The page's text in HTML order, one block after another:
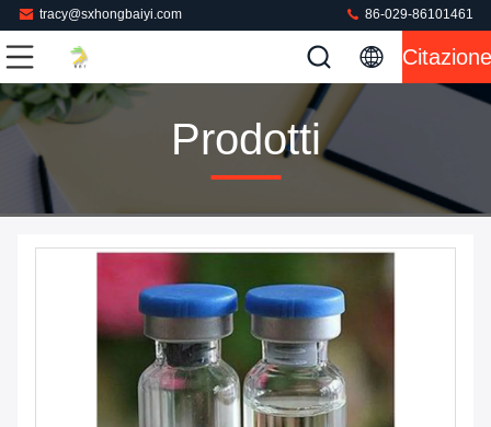
tracy@sxhongbaiyi.com 86-029-86101461
Citazione
Prodotti